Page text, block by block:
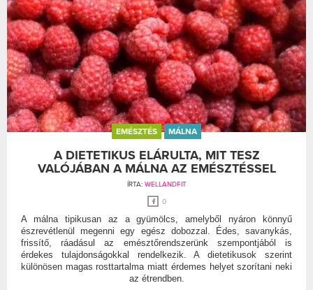
EMÉSZTÉS MÁLNA
A DIETETIKUS ELÁRULTA, MIT TESZ
VALÓJÁBAN A MÁLNA AZ EMÉSZTÉSSEL
ÍRTA: WELLANDFIT
0
A málna tipikusan az a gyümölcs, amelyből nyáron könnyű
észrevétlenül megenni egy egész dobozzal. Édes, savanykás,
frissítő, ráadásul az emésztőrendszerünk szempontjából is
érdekes tulajdonságokkal rendelkezik. A dietetikusok szerint
különösen magas rosttartalma miatt érdemes helyet szorítani neki
az étrendben.